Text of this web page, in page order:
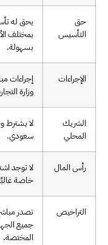
حق
التأسيس
يحق له
بمختلف
بسهولة.
الإجراءات
إجراءات
وزارة
الشريك
المحلي
لا يشترط
سعودي.
رأس المال
لا توجد
خاصة
التراخيص
تصدر
جميع
المختصة.